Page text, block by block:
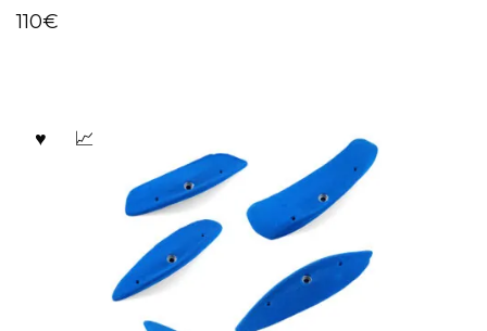
110€